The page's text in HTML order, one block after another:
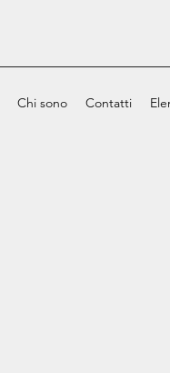
Chi sono Contatti